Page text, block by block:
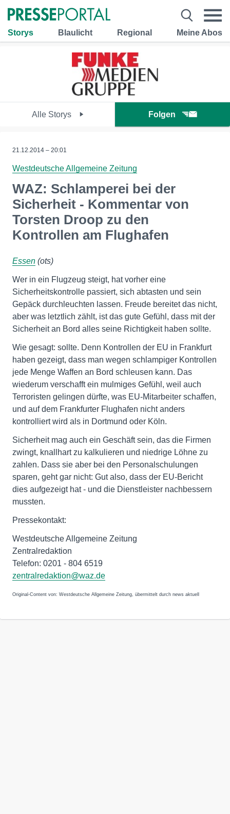
Storys Blaulicht Regional Meine Abos
Alle Storys Folgen
21.12.2014 – 20:01
Westdeutsche Allgemeine Zeitung
WAZ: Schlamperei bei der
Sicherheit - Kommentar von
Torsten Droop zu den
Kontrollen am Flughafen
Essen (ots)
Wer in ein Flugzeug steigt, hat vorher eine
Sicherheitskontrolle passiert, sich abtasten und sein
Gepäck durchleuchten lassen. Freude bereitet das nicht,
aber was letztlich zählt, ist das gute Gefühl, dass mit der
Sicherheit an Bord alles seine Richtigkeit haben sollte.
Wie gesagt: sollte. Denn Kontrollen der EU in Frankfurt
haben gezeigt, dass man wegen schlampiger Kontrollen
jede Menge Waffen an Bord schleusen kann. Das
wiederum verschafft ein mulmiges Gefühl, weil auch
Terroristen gelingen dürfte, was EU-Mitarbeiter schaffen,
und auf dem Frankfurter Flughafen nicht anders
kontrolliert wird als in Dortmund oder Köln.
Sicherheit mag auch ein Geschäft sein, das die Firmen
zwingt, knallhart zu kalkulieren und niedrige Löhne zu
zahlen. Dass sie aber bei den Personalschulungen
sparen, geht gar nicht: Gut also, dass der EU-Bericht
dies aufgezeigt hat - und die Dienstleister nachbessern
mussten.
Pressekontakt:
Westdeutsche Allgemeine Zeitung
Zentralredaktion
Telefon: 0201 - 804 6519
zentralredaktion@waz.de
Original-Content von: Westdeutsche Allgemeine Zeitung, übermittelt durch news aktuell